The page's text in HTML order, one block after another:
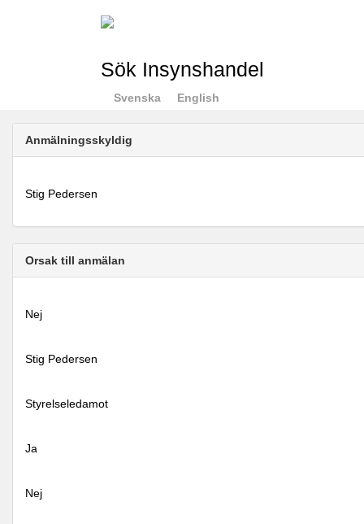
Sök Insynshandel
Svenska English
Anmälningsskyldig
Stig Pedersen
Orsak till anmälan
Nej
Stig Pedersen
Styrelseledamot
Ja
Nej